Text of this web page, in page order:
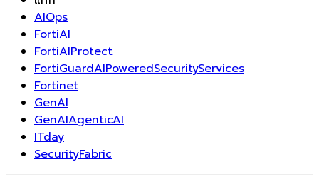
AIOps
FortiAI
FortiAIProtect
FortiGuardAIPoweredSecurityServices
Fortinet
GenAI
GenAIAgenticAI
ITday
SecurityFabric